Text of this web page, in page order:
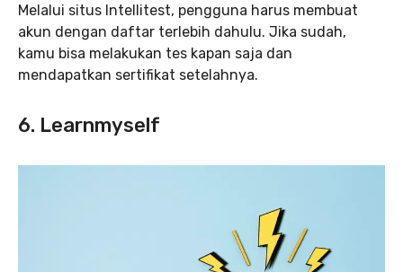
Melalui situs Intellitest, pengguna harus membuat
akun dengan daftar terlebih dahulu. Jika sudah,
kamu bisa melakukan tes kapan saja dan
mendapatkan sertifikat setelahnya.
6. Learnmyself